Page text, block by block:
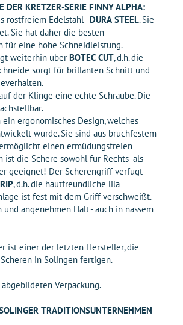
DER KRETZER-SERIE FINNY ALPHA:
rostfreiem Edelstahl - DURA STEEL. Sie
Sie hat daher die besten
für eine hohe Schneidleistung.
weiterhin über BOTEC CUT, d.h. die
sorgt für brillanten Schnitt und
der Klinge eine echte Schraube. Die
ergonomisches Design, welches
wurde. Sie sind aus bruchfestem
einen ermüdungsfreien
ist die Schere sowohl für Rechts- als
geeignet! Der Scherengriff verfügt
, d.h. die hautfreundliche lila
ist fest mit dem Griff verschweißt.
und angenehmen Halt - auch in nassem
ist einer der letzten Hersteller, die
in Solingen fertigen.
Verpackung.
TRADITIONSUNTERNEHMEN